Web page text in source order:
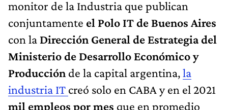
monitor de la Industria que publican
conjuntamente el Polo IT de Buenos Aires
con la Dirección General de Estrategia del
Ministerio de Desarrollo Económico y
Producción de la capital argentina,la
industria IT creó solo en CABA y en el 2021
mil empleos por mes que en promedio